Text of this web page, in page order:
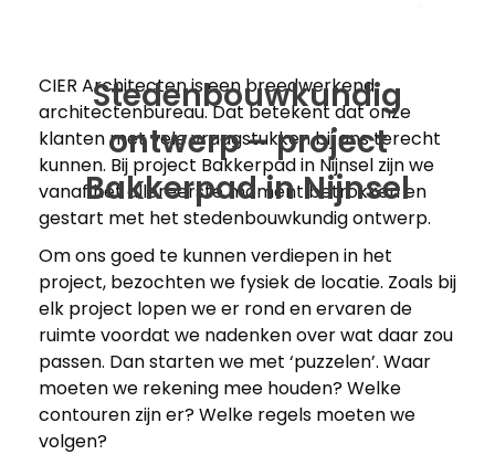
Stedenbouwkundig
ontwerp – project
Bakkerpad in Nijnsel
CIER Architecten is een breedwerkend
architectenbureau. Dat betekent dat onze
klanten met vele vraagstukken bij ons terecht
kunnen. Bij project Bakkerpad in Nijnsel zijn we
vanaf het allereerste moment betrokken en
gestart met het stedenbouwkundig ontwerp.
Om ons goed te kunnen verdiepen in het
project, bezochten we fysiek de locatie. Zoals bij
elk project lopen we er rond en ervaren de
ruimte voordat we nadenken over wat daar zou
passen. Dan starten we met ‘puzzelen’. Waar
moeten we rekening mee houden? Welke
contouren zijn er? Welke regels moeten we
volgen?